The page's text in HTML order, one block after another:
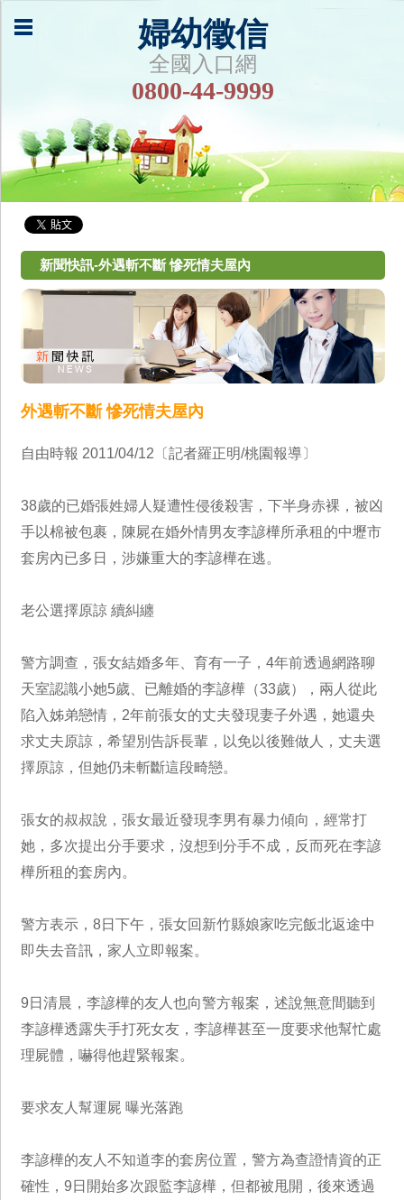
婦幼徵信
全國入口網
0800-44-9999
新聞快訊-外遇斬不斷 慘死情夫屋內
外遇斬不斷 慘死情夫屋內
自由時報 2011/04/12〔記者羅正明/桃園報導〕
38歲的已婚張姓婦人疑遭性侵後殺害，下半身赤裸，被凶
手以棉被包裹，陳屍在婚外情男友李諺樺所承租的中壢市
套房內已多日，涉嫌重大的李諺樺在逃。
老公選擇原諒 續糾纏
警方調查，張女結婚多年、育有一子，4年前透過網路聊
天室認識小她5歲、已離婚的李諺樺（33歲），兩人從此
陷入姊弟戀情，2年前張女的丈夫發現妻子外遇，她還央
求丈夫原諒，希望別告訴長輩，以免以後難做人，丈夫選
擇原諒，但她仍未斬斷這段畸戀。
張女的叔叔說，張女最近發現李男有暴力傾向，經常打
她，多次提出分手要求，沒想到分手不成，反而死在李諺
樺所租的套房內。
警方表示，8日下午，張女回新竹縣娘家吃完飯北返途中
即失去音訊，家人立即報案。
9日清晨，李諺樺的友人也向警方報案，述說無意間聽到
李諺樺透露失手打死女友，李諺樺甚至一度要求他幫忙處
理屍體，嚇得他趕緊報案。
要求友人幫運屍 曝光落跑
李諺樺的友人不知道李的套房位置，警方為查證情資的正
確性，9日開始多次跟監李諺樺，但都被甩開，後來透過